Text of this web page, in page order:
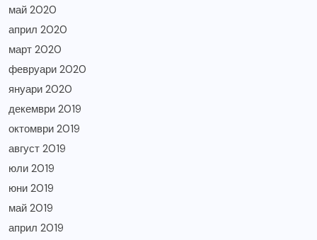
май 2020
април 2020
март 2020
февруари 2020
януари 2020
декември 2019
октомври 2019
август 2019
юли 2019
юни 2019
май 2019
април 2019